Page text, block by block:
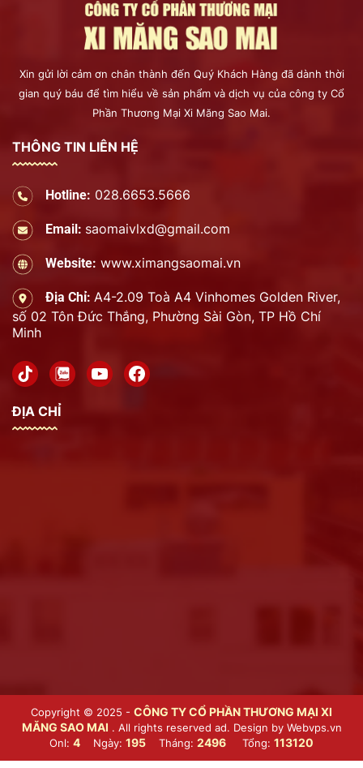
Xin gửi lời cảm ơn chân thành đến Quý Khách Hàng đã dành thời
gian quý báu để tìm hiểu về sản phẩm và dịch vụ của công ty Cổ
Phần Thương Mại Xi Măng Sao Mai.
THÔNG TIN LIÊN HỆ
Hotline: 028.6653.5666
Email: saomaivlxd@gmail.com
Website: www.ximangsaomai.vn
Địa Chỉ: A4-2.09 Toà A4 Vinhomes Golden River,
số 02 Tôn Đức Thắng, Phường Sài Gòn, TP Hồ Chí
Minh
ĐỊA CHỈ
Copyright © 2025 - CÔNG TY CỔ PHẦN THƯƠNG MẠI XI
MĂNG SAO MAI . All rights reserved ad. Design by Webvps.vn
Onl: 4 Ngày: 195 Tháng: 2496 Tổng: 113120